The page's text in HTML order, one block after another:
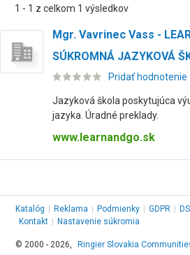
1 - 1 z celkom 1 výsledkov
Mgr. Vavrinec Vass -
SÚKROMNÁ JAZYKOVÁ
Pridať hodnotenie
Jazyková škola poskytujúca
jazyka. Úradné preklady.
www.learnandgo.sk
Katalóg Reklama Podmienky GDPR
Kontakt
Nastavenie súkromia
© 2000 - 2026, Ringier Slovakia